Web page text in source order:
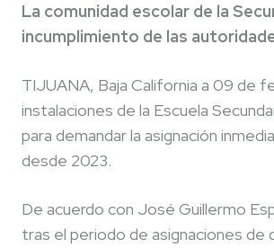
La comunidad escolar de la
incumplimiento de las
TIJUANA, Baja California a 09 de
instalaciones de la Escuela
para demandar la asignación
desde 2023.
De acuerdo con José Guillermo
tras el periodo de asignaciones de